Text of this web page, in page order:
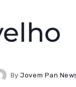
ByJovem Pan